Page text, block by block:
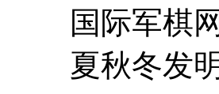
国际军棋
夏秋冬发